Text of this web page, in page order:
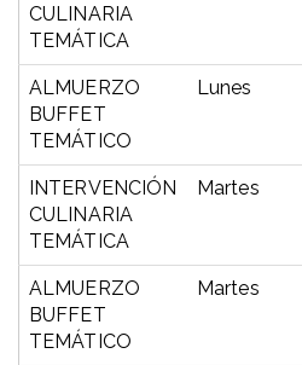
CULINARIA
TEMÁTICA
ALMUERZO
BUFFET
TEMÁTICO
Lunes
INTERVENCIÓN
CULINARIA
TEMÁTICA
Martes
ALMUERZO
BUFFET
TEMÁTICO
Martes